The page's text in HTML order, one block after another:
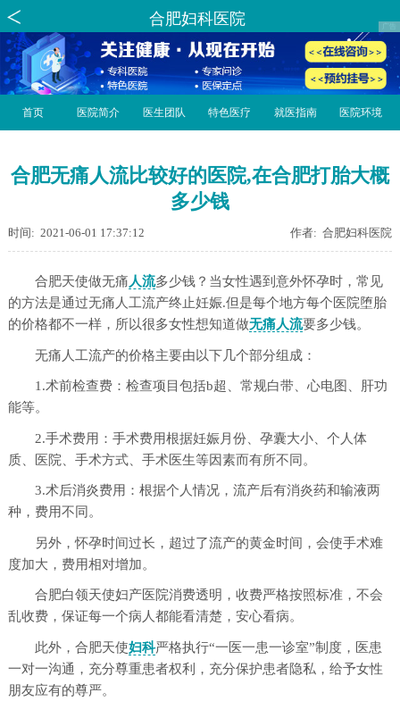
合肥妇科医院
首页 医院简介 医生团队 特色医疗 就医指南 医院环境
合肥无痛人流比较好的医院,在合肥打胎大概
多少钱
时间: 2021-06-01 17:37:12 作者: 合肥妇科医院
合肥天使做无痛人流多少钱？当女性遇到意外怀孕时，常见
的方法是通过无痛人工流产终止妊娠.但是每个地方每个医院堕胎
的价格都不一样，所以很多女性想知道做无痛人流要多少钱。
无痛人工流产的价格主要由以下几个部分组成：
1.术前检查费：检查项目包括b超、常规白带、心电图、肝功
能等。
2.手术费用：手术费用根据妊娠月份、孕囊大小、个人体
质、医院、手术方式、手术医生等因素而有所不同。
3.术后消炎费用：根据个人情况，流产后有消炎药和输液两
种，费用不同。
另外，怀孕时间过长，超过了流产的黄金时间，会使手术难
度加大，费用相对增加。
合肥白领天使妇产医院消费透明，收费严格按照标准，不会
乱收费，保证每一个病人都能看清楚，安心看病。
此外，合肥天使妇科严格执行“一医一患一诊室”制度，医患
一对一沟通，充分尊重患者权利，充分保护患者隐私，给予女性
朋友应有的尊严。